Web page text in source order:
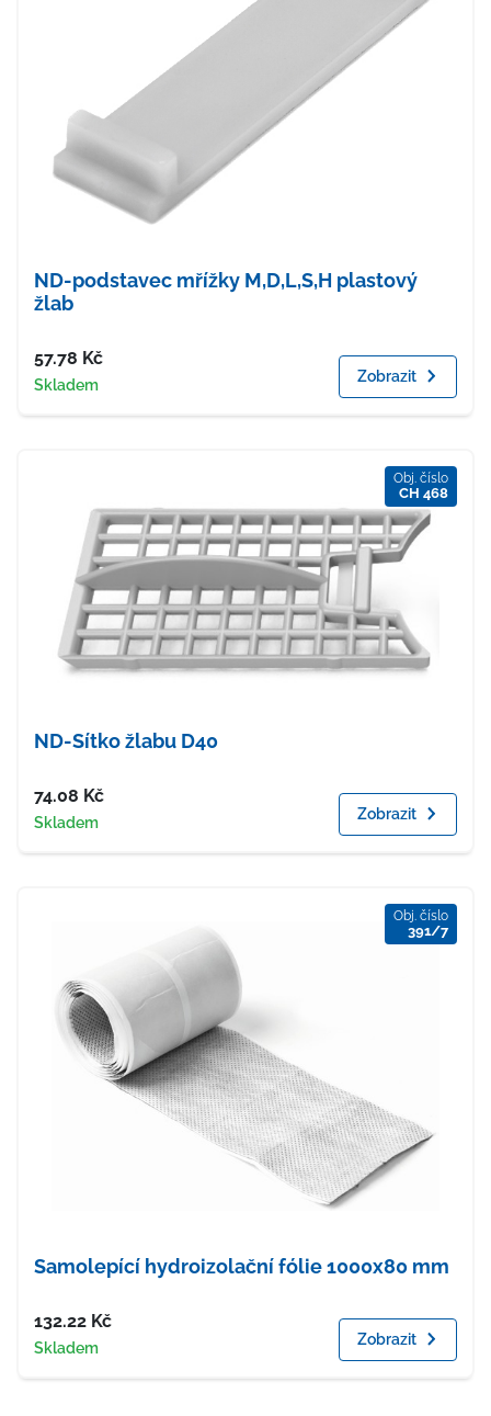
ND-podstavec mřížky M,D,L,S,H plastový
žlab
Cena
57.78 Kč
Dostupnost
Skladem Zobrazit
Obj. číslo
CH 468
ND-Sítko žlabu D40
Cena
74.08 Kč
Dostupnost
Skladem Zobrazit
Obj. číslo
391/7
Samolepící hydroizolační fólie 1000x80 mm
Cena
132.22 Kč
Dostupnost
Skladem Zobrazit